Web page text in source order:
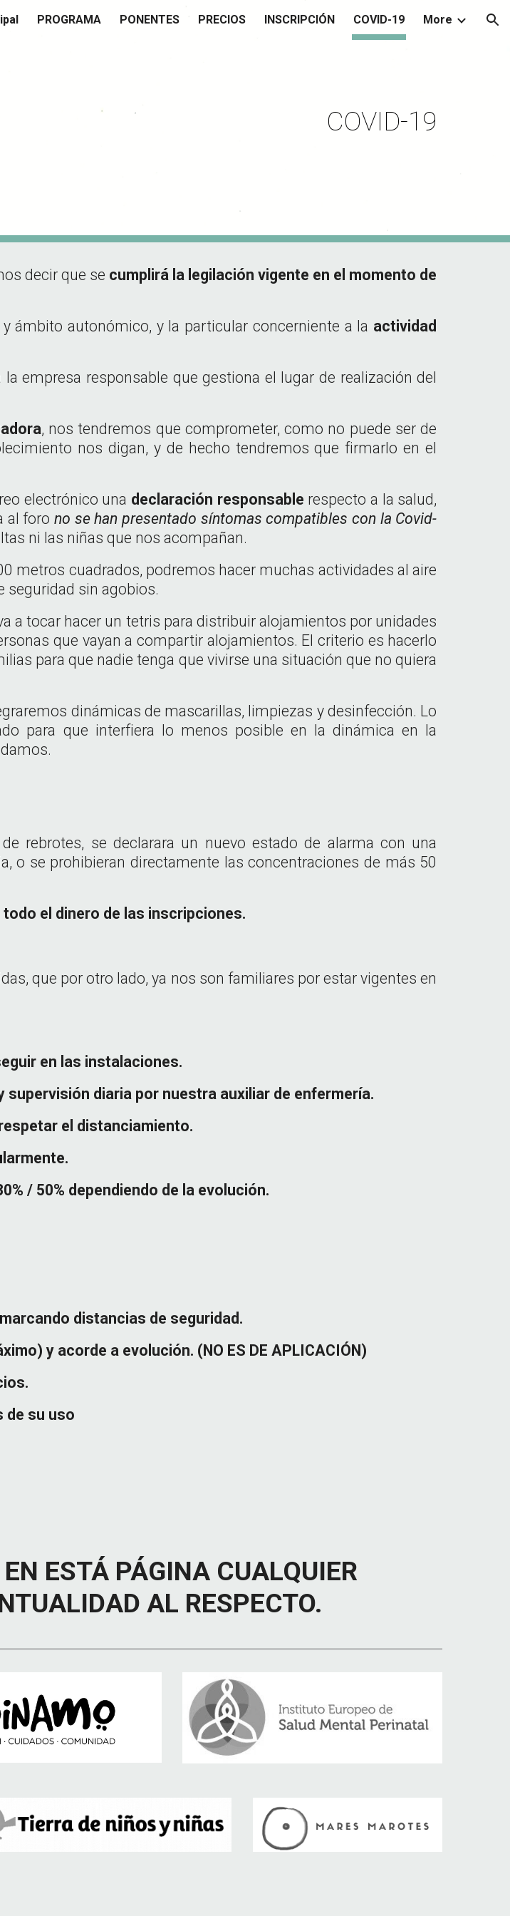
Skip to navigation
PROGRAMA PONENTES PRECIOS INSCRIPCIÓN COVID-19 More
COVID-19
decir que se cumplirá la legilación vigente en el momento de
ámbito autonómico, y la particular concerniente a la actividad
empresa responsable que gestiona el lugar de realización del
, nos tendremos que comprometer, como no puede ser de
nos digan, y de hecho tendremos que firmarlo en el
electrónico una declaración responsable respecto a la salud,
al forono se han presentado síntomas compatibles con la Covid-
ni las niñas que nos acompañan.
metros cuadrados, podremos hacer muchas actividades al aire
seguridad sin agobios.
a tocar hacer un tetris para distribuir alojamientos por unidades
que vayan a compartir alojamientos. El criterio es hacerlo
para que nadie tenga que vivirse una situación que no quiera
dinámicas de mascarillas, limpiezas y desinfección. Lo
para que interfiera lo menos posible en la dinámica en la
rebrotes, se declarara un nuevo estado de alarma con una
o se prohibieran directamente las concentraciones de más 50
el dinero de las inscripciones.
que por otro lado, ya nos son familiares por estar vigentes en
en las instalaciones.
supervisión diaria por nuestra auxiliar de enfermería.
el distanciamiento.
/ 50% dependiendo de la evolución.
distancias de seguridad.
y acorde a evolución. (NO ES DE APLICACIÓN)
de su uso
ESTÁ PÁGINA CUALQUIER
AL RESPECTO.